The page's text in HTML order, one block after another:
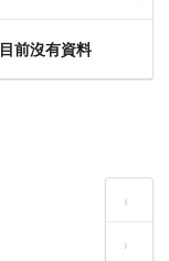
目前沒有資料
‹
›